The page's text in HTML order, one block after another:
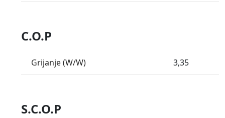
C.O.P
Grijanje (W/W) 3,35
S.C.O.P